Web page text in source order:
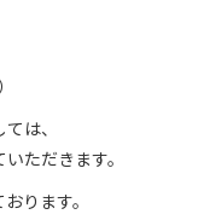
は、
ただきます。
ります。